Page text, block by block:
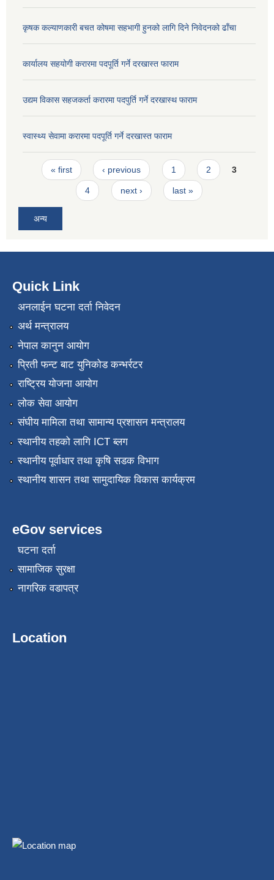
कृषक कल्याणकारी बचत कोषमा सहभागी हुनको लागि दिने निवेदनको ढाँचा
कार्यालय सहयोगी करारमा पदपूर्ति गर्ने दरखास्त फाराम
उद्यम विकास सहजकर्ता करारमा पदपुर्ति गर्ने दरखास्थ फाराम
स्वास्थ्य सेवामा करारमा पदपूर्ति गर्ने दरखास्त फाराम
Pages
« first ‹ previous 1 2 3
4 next › last »
अन्य
Quick Link
अनलाईन घटना दर्ता निवेदन
अर्थ मन्त्रालय
नेपाल कानुन आयोग
प्रिती फन्ट बाट युनिकोड कन्भर्रटर
राष्ट्रिय योजना आयोग
लोक सेवा आयोग
संघीय मामिला तथा सामान्य प्रशासन मन्त्रालय
स्थानीय तहको लागि ICT ब्लग
स्थानीय पूर्वाधार तथा कृषि सडक विभाग
स्थानीय शासन तथा सामुदायिक विकास कार्यक्रम
eGov services
घटना दर्ता
सामाजिक सुरक्षा
नागरिक वडापत्र
Location